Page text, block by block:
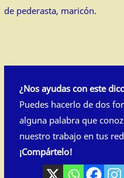
de pederasta, maricón.
¿Nos ayudas con este
Puedes hacerlo de dos
alguna palabra que
nuestro trabajo en tus
¡Compártelo!